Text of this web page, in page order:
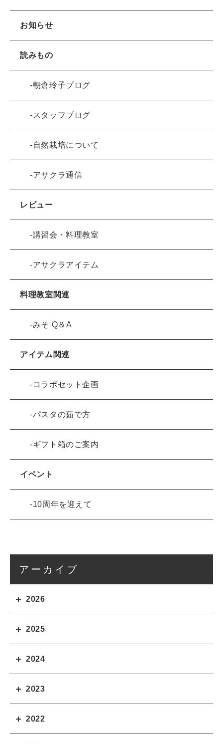
お知らせ
読みもの
朝倉玲子ブログ
スタッフブログ
自然栽培について
アサクラ通信
レビュー
講習会・料理教室
アサクラアイテム
料理教室関連
みそ Q＆A
アイテム関連
コラボセット企画
パスタの茹で方
ギフト箱のご案内
イベント
10周年を迎えて
アーカイブ
2026
2025
2024
2023
2022